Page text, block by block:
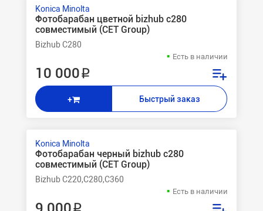
Konica Minolta
Фотобарабан цветной bizhub c280
совместимый (CET Group)
Bizhub C280
Есть в наличии
10 000 ₽
+ Быстрый заказ
Konica Minolta
Фотобарабан черный bizhub c280
совместимый (CET Group)
Bizhub C220,C280,C360
Есть в наличии